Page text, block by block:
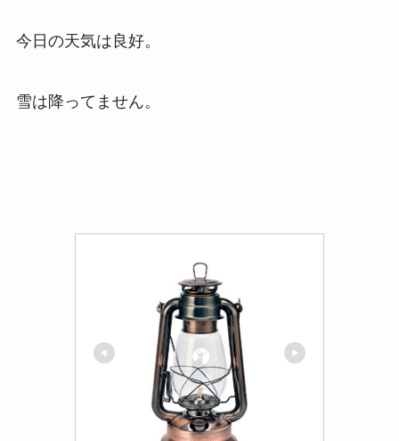
今日の天気は良好。
雪は降ってません。